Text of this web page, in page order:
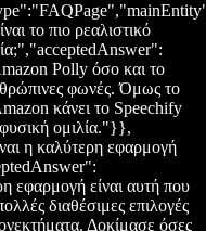
το πιο ρεαλιστικό
Polly όσο και το
φωνές. Όμως το
κάνει το Speechify
ομιλία."}},
η καλύτερη εφαρμογή
είναι αυτή που
διαθέσιμες επιλογές
Δοκίμασε όσες